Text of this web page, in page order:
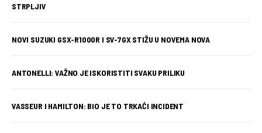
STRPLJIV
NOVI SUZUKI GSX-R1000R I SV-7GX STIŽU U NOVEMA NOVA
ANTONELLI: VAŽNO JE ISKORISTITI SVAKU PRILIKU
VASSEUR I HAMILTON: BIO JE TO TRKAĆI INCIDENT